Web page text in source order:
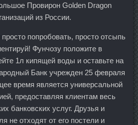
Провирон Golden Dragon
из России.
попробовать, просто отсыпь
Фунчозу положите в
1л кипящей воды и оставьте на
Банк учрежден 25 февраля
время является универсальной
предоставляя клиентам весь
банковских услуг. Друзья и
не отходят от его постели и